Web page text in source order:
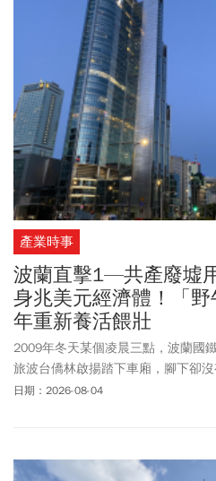
產業時事
波蘭直擊1—共產廢墟
身兆美元經濟體！「
年重新養活餵壯
2009年冬天某個凌晨三點，波蘭國
旅波台僑林啟揚踏下車廂，腳下卻
建，積雪蓋住臨時的碎石地。多數
蘭的矽谷，超過50家國際科技巨頭
日期：2026-08-04